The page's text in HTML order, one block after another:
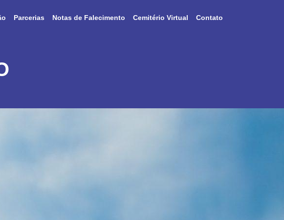
Parcerias Notas de Falecimento Cemitério Virtual Contato